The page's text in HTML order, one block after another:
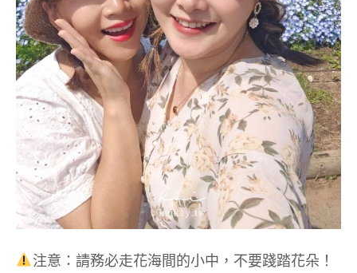
注意：請務必走花海間的小中，不要踐踏花朵！